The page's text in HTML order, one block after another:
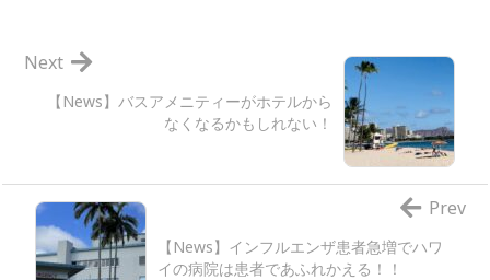
【News】バスアメニティーがホテルから
なくなるかもしれない！
Next
【News】インフルエンザ患者急増でハワ
イの病院は患者であふれかえる！！
Prev